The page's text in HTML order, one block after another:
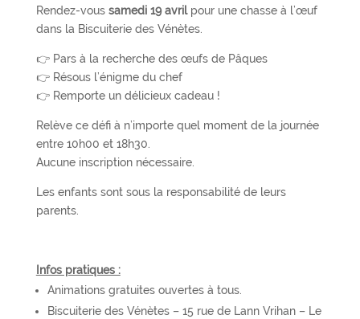
Rendez-vous samedi 19 avrilpour une chasse à l’œuf
dans la Biscuiterie des Vénètes.
👉 Pars à la recherche des œufs de Pâques
👉 Résous l’énigme du chef
👉 Remporte un délicieux cadeau !
Relève ce défi à n’importe quel moment de la journée
entre 10h00 et 18h30.
Aucune inscription nécessaire.
Les enfants sont sous la responsabilité de leurs
parents.
Infos pratiques :
Animations gratuites ouvertes à tous.
Biscuiterie des Vénètes – 15 rue de Lann Vrihan – Le